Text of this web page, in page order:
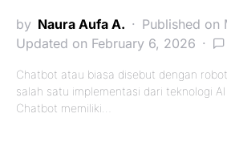
by Naura Aufa A.
Published on
Updated on February 6, 2026
Chatbot atau biasa disebut dengan
salah satu implementasi dari teknologi
Chatbot memiliki…